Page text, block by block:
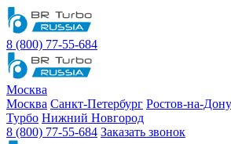
8 (800) 77-55-684
Москва
Москва Санкт-Петербург Ростов-на-Дону
Турбо Нижний Новгород
8 (800) 77-55-684 Заказать звонок